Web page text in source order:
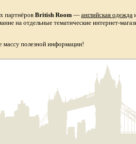
партнёров British Room — английская одежда
на отдельные тематические интернет-
массу полезной информации!